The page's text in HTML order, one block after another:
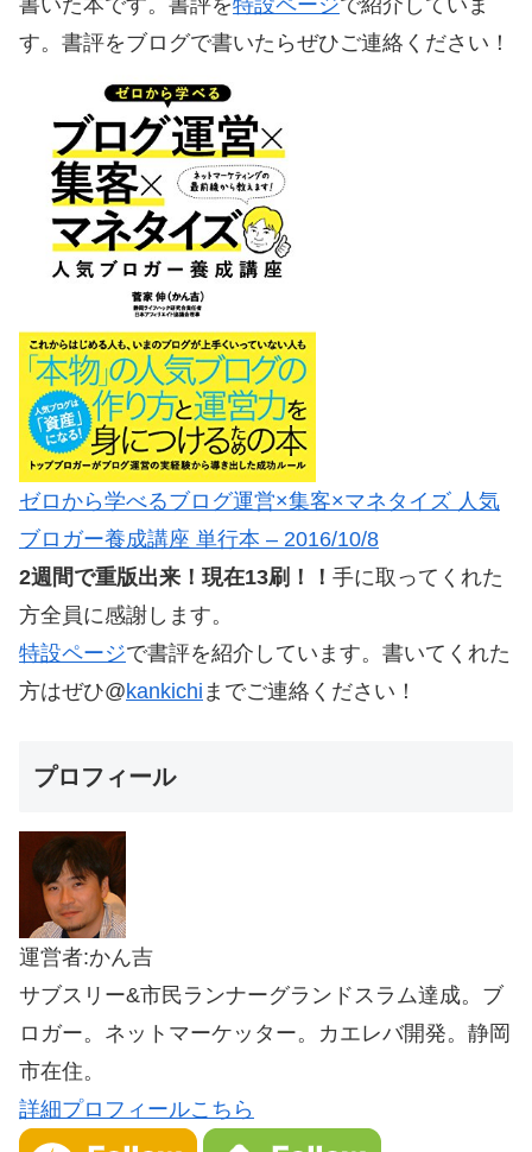
書いた本です。書評を特設ページで紹介していま
す。書評をブログで書いたらぜひご連絡ください！
ゼロから学べるブログ運営×集客×マネタイズ 人気
ブロガー養成講座 単行本 – 2016/10/8
2週間で重版出来！現在13刷！！ 手に取ってくれた
方全員に感謝します。
特設ページで書評を紹介しています。書いてくれた
方はぜひ@kankichi までご連絡ください！
プロフィール
運営者:かん吉
サブスリー&市民ランナーグランドスラム達成。ブ
ロガー。ネットマーケッター。カエレバ開発。静岡
市在住。
詳細プロフィールこちら